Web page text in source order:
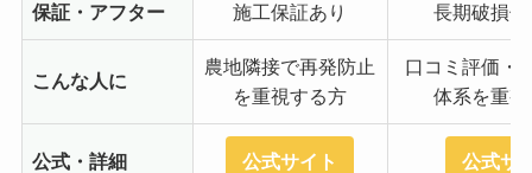
保証・アフター 施工保証あり 長期破損
こんな人に
農地隣接で再発防止
を重視する方
口コミ評価・
体系を重
公式・詳細 公式サイト 公式サ